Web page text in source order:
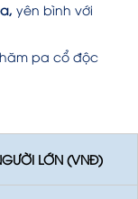
yên bình với
pa cổ độc
LỚN (VNĐ)